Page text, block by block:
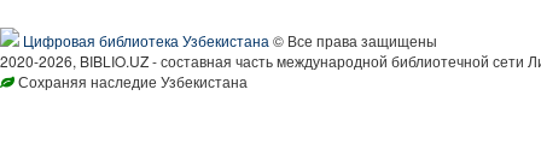
Цифровая библиотека Узбекистана © Все права защищены
2020-2026, BIBLIO.UZ - составная часть международной библиотечной сети
Сохраняя наследие Узбекистана